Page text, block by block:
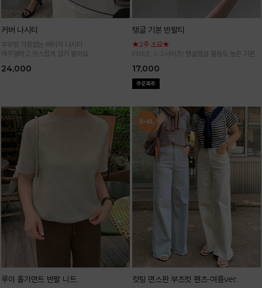
커버 나시티
부유방 걱정없는 베이직 나시티
캐주얼하고 멋스럽게 입기 좋아요
24,000
탱글 기본 반팔티
★2주 소요★
FREE, L 2사이즈! 탱글탱글 활용도 높은 기본
17,000
루이 홀가먼트 반팔 니트 컷팅 면스판 부츠컷 팬츠-여름ver.